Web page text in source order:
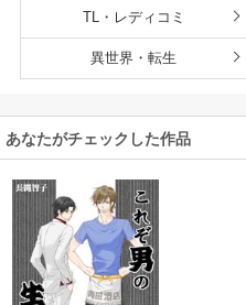
TL・レディコミ
異世界・転生
あなたがチェックした作品